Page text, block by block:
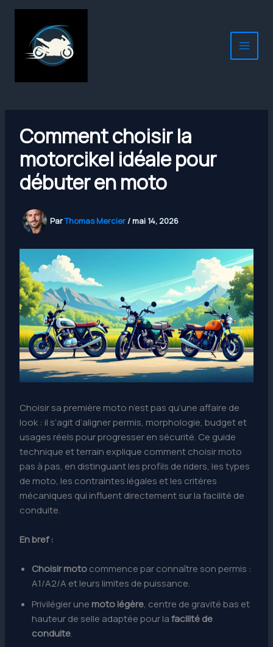
Aller
contenu
Comment choisir la
motorcikel idéale pour
débuter en moto
ParThomas Mercier / mai 14, 2026
Choisir sa première moto n’est pas qu’une affaire de
look : il s’agit d’aligner permis, morphologie, budget et
usages réels pour progresser en sécurité. Ce guide
technique et terrain explique comment choisir moto
pas à pas, en distinguant les profils de riders, les types
de moto, les contraintes légales et les critères
mécaniques qui influent directement sur la facilité de
conduite.
En bref :
Choisir motocommence par connaître son permis :
A1/A2/A et leurs limites de puissance.
Privilégier une moto légère, centre de gravité bas et
hauteur de selle adaptée pour lafacilité de
conduite.